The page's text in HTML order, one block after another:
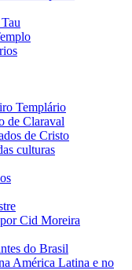
Templário
de Claraval
de Cristo
culturas
Cid Moreira
do Brasil
América Latina e no